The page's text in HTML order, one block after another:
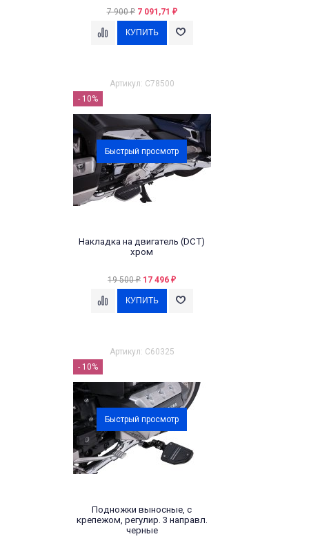
7 900₽ 7 091,71 ₽
Артикул: C78500
- 10%
Быстрый просмотр
Накладка на двигатель (DCT)
хром
19 500₽ 17 496 ₽
Артикул: C60325
- 10%
Быстрый просмотр
Подножки выносные, с
крепежом, регулир. 3 направл.
черные